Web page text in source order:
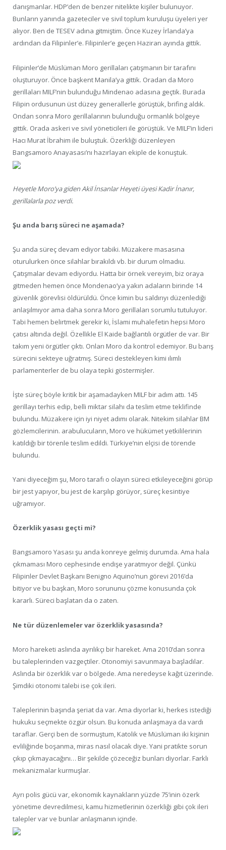
danışmanlar. HDP’den de benzer nitelikte kişiler bulunuyor.
Bunların yanında gazeteciler ve sivil toplum kuruluşu üyeleri yer
alıyor. Ben de TESEV adına gitmiştim. Önce Kuzey İrlanda’ya
ardından da Filipinler’e. Filipinler’e geçen Haziran ayında gittik.
Filipinler’de Müslüman Moro gerillaları çatışmanın bir tarafını
oluşturuyor. Önce başkent Manila’ya gittik. Oradan da Moro
gerillaları MILF’nin bulunduğu Mindenao adasına geçtik. Burada
Filipin ordusunun üst düzey generallerle görüştük, brifing aldık.
Ondan sonra Moro gerillalarının bulunduğu ormanlık bölgeye
gittik. Orada askeri ve sivil yöneticileri ile görüştük. Ve MILF’in lideri
Hacı Murat İbrahim ile buluştuk. Özerkliği düzenleyen
Bangsamoro Anayasası’nı hazırlayan ekiple de konuştuk.
Heyetle Moro’ya giden Akil İnsanlar Heyeti üyesi Kadir İnanır,
gerillalarla poz verdi.
Şu anda barış süreci ne aşamada?
Şu anda süreç devam ediyor tabiki. Müzakere masasına
oturulurken önce silahlar bırakıldı vb. bir durum olmadıu.
Çatışmalar devam ediyordu. Hatta bir örnek vereyim, biz oraya
gitmeden hemen önce Mondenao’ya yakın adaların birinde 14
güvenlik görevlisi öldürüldü. Önce kimin bu saldırıyı düzenlediği
anlaşılmıyor ama daha sonra Moro gerillaları sorumlu tutuluyor.
Tabi hemen belirtmek gerekir ki, İslami muhalefetin hepsi Moro
çatısı altında değil. Özellikle El Kaide bağlantılı örgütler de var. Bir
takım yeni örgütler çıktı. Onları Moro da kontrol edemiyor. Bu barış
sürecini sekteye uğratmış. Süreci destekleyen kimi ılımlı
parlamenterler de bu olaya tepki göstermişler.
İşte süreç böyle kritik bir aşamadayken MILF bir adım attı. 145
gerillayı terhis edip, belli miktar silahı da teslim etme teklifinde
bulundu. Müzakere için iyi niyet adımı olarak. Nitekim silahlar BM
gözlemcilerinin. arabulucuların, Moro ve hükümet yetkililerinin
katıldığı bir törenle teslim edildi. Türkiye’nin elçisi de törende
bulundu.
Yani diyeceğim şu, Moro tarafı o olayın süreci etkileyeceğini görüp
bir jest yapıyor, bu jest de karşılıp görüyor, süreç kesintiye
uğramıyor.
Özerklik yasası geçti mi?
Bangsamoro Yasası şu anda konreye gelmiş durumda. Ama hala
çıkmaması Moro cephesinde endişe yaratmıyor değil. Çünkü
Filipinler Devlet Başkanı Benigno Aquino’nun görevi 2016’da
bitiyor ve bu başkan, Moro sorununu çözme konusunda çok
kararlı. Süreci başlatan da o zaten.
Ne tür düzenlemeler var özerklik yasasında?
Moro hareketi aslında ayrılıkçı bir hareket. Ama 2010’dan sonra
bu taleplerinden vazgeçtiler. Otonomiyi savunmaya başladılar.
Aslında bir özerklik var o bölgede. Ama neredeyse kağıt üzerinde.
Şimdiki otonomi talebi ise çok ileri.
Taleplerinin başında şeriat da var. Ama diyorlar ki, herkes istediği
hukuku seçmekte özgür olsun. Bu konuda anlaşmaya da vardı
taraflar. Gerçi ben de sormuştum, Katolik ve Müslüman iki kişinin
evliliğinde boşanma, miras nasıl olacak diye. Yani pratikte sorun
çıkıp çıkmayacağını… Bir şekilde çözeceğiz bunları diyorlar. Farklı
mekanizmalar kurmuşlar.
Ayrı polis gücü var, ekonomik kaynakların yüzde 75’inin özerk
yönetime devredilmesi, kamu hizmetlerinin özerkliği gibi çok ileri
talepler var ve bunlar anlaşmanın içinde.